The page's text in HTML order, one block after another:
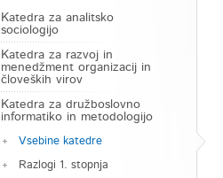
Katedra za analitsko
sociologijo
Katedra za razvoj in
menedžment organizacij in
človeških virov
Katedra za družboslovno
informatiko in metodologijo
Vsebine katedre
Razlogi 1. stopnja